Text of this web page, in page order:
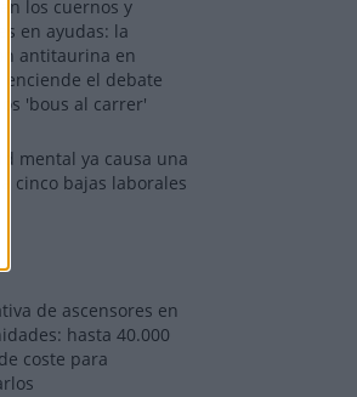
en los cuernos y
en ayudas: la
antitaurina en
enciende el debate
los 'bous al carrer'
mental ya causa una
cinco bajas laborales
de ascensores en
hasta 40.000
coste para